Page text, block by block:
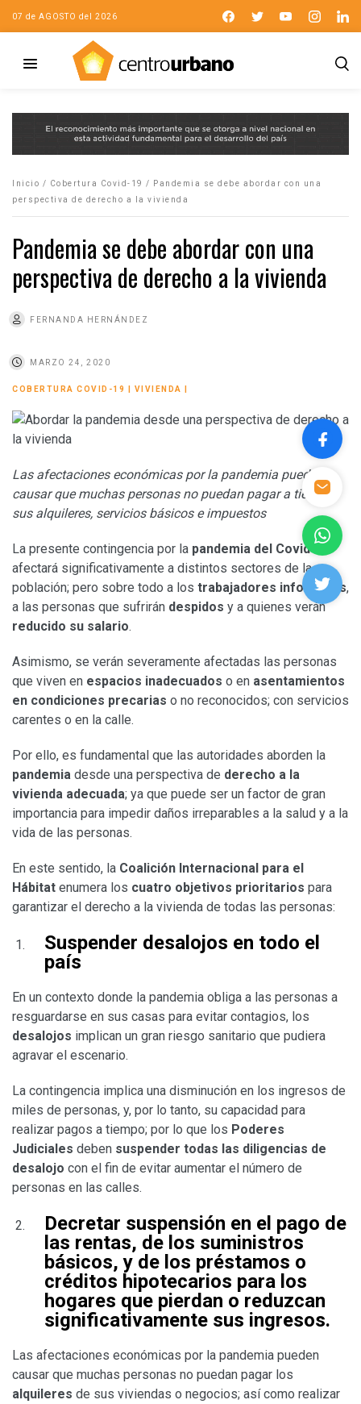
07 de AGOSTO del 2026
Inicio / Cobertura Covid-19 /
Pandemia se debe abordar con una
perspectiva de derecho a la vivienda
Pandemia se debe abordar con una
perspectiva de derecho a la vivienda
FERNANDA HERNÁNDEZ
MARZO 24, 2020
COBERTURA COVID-19 VIVIENDA
Las afectaciones económicas por la pandemia pueden
causar que muchas personas no puedan pagar a tiempo
sus alquileres, servicios básicos e impuestos
La presente contingencia por la pandemia del Covid-19
afectará significativamente a distintos sectores de la
población; pero sobre todo a los trabajadores informales,
a las personas que sufrirán despidos y a quienes verán
reducido su salario.
Asimismo, se verán severamente afectadas las personas
que viven en espacios inadecuados o en asentamientos
en condiciones precarias o no reconocidos; con servicios
carentes o en la calle.
Por ello, es fundamental que las autoridades aborden la
pandemia desde una perspectiva de derecho a la
vivienda adecuada; ya que puede ser un factor de gran
importancia para impedir daños irreparables a la salud y a la
vida de las personas.
En este sentido, la Coalición Internacional para el
Hábitat enumera los cuatro objetivos prioritarios para
garantizar el derecho a la vivienda de todas las personas:
Suspender desalojos en todo el
país
En un contexto donde la pandemia obliga a las personas a
resguardarse en sus casas para evitar contagios, los
desalojos implican un gran riesgo sanitario que pudiera
agravar el escenario.
La contingencia implica una disminución en los ingresos de
miles de personas, y, por lo tanto, su capacidad para
realizar pagos a tiempo; por lo que los Poderes
Judiciales deben suspender todas las diligencias de
desalojo con el fin de evitar aumentar el número de
personas en las calles.
Decretar suspensión en el pago de
las rentas, de los suministros
básicos, y de los préstamos o
créditos hipotecarios para los
hogares que pierdan o reduzcan
significativamente sus ingresos.
Las afectaciones económicas por la pandemia pueden
causar que muchas personas no puedan pagar los
alquileres de sus viviendas o negocios; así como realizar